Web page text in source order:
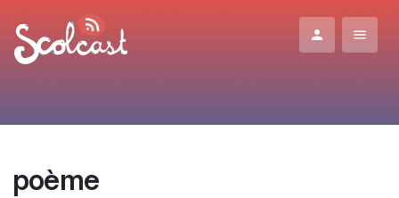
poème